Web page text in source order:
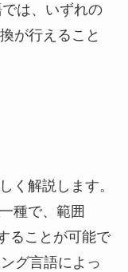
は、いずれの
が行えること
く解説します。
種で、範囲
ることが可能で
グ言語によっ